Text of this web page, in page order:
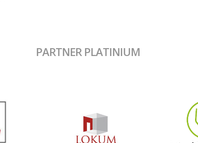
PARTNER PLATINIUM